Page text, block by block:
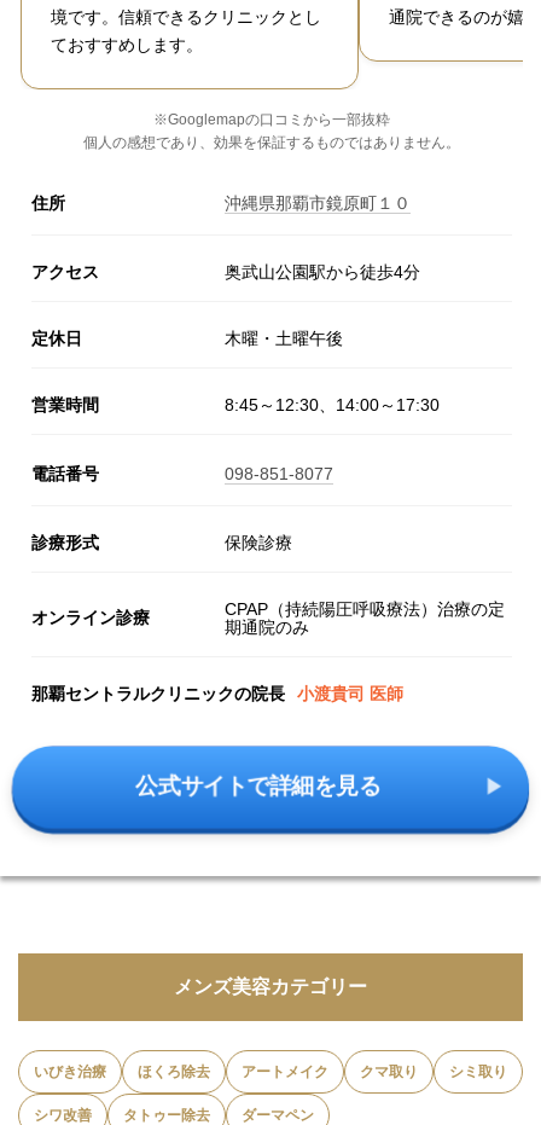
境です。信頼できるクリニックとし
ておすすめします。
通院できるのが嬉
※Googlemapの口コミから一部抜粋
個人の感想であり、効果を保証するものではありません。
住所 沖縄県那覇市鏡原町１０
アクセス 奥武山公園駅から徒歩4分
定休日 木曜・土曜午後
営業時間 8:45～12:30、14:00～17:30
電話番号 098-851-8077
診療形式 保険診療
オンライン診療
CPAP（持続陽圧呼吸療法）治療の定
期通院のみ
那覇セントラルクリニックの院長 小渡貴司 医師
公式サイトで詳細を見る
メンズ美容カテゴリー
いびき治療 ほくろ除去 アートメイク クマ取り シミ取り
シワ改善 タトゥー除去 ダーマペン